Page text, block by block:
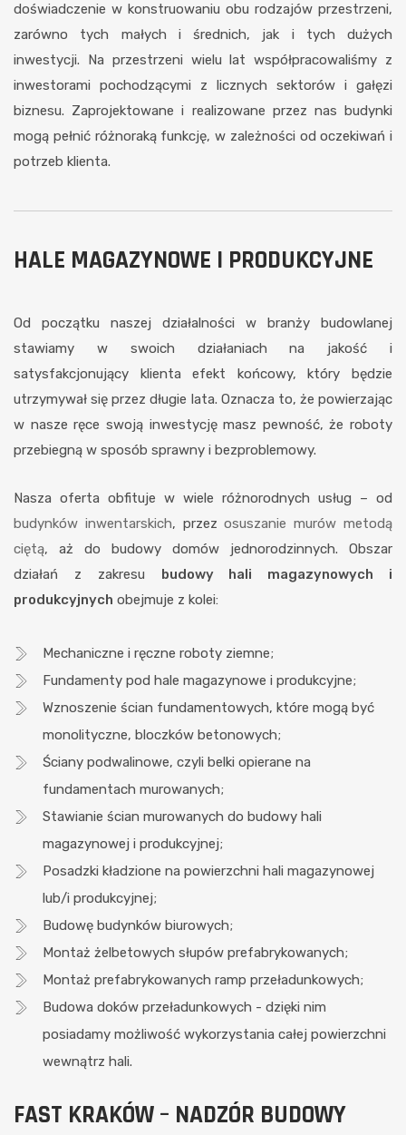
doświadczenie w konstruowaniu obu rodzajów przestrzeni,
zarówno tych małych i średnich, jak i tych dużych
inwestycji. Na przestrzeni wielu lat współpracowaliśmy z
inwestorami pochodzącymi z licznych sektorów i gałęzi
biznesu. Zaprojektowane i realizowane przez nas budynki
mogą pełnić różnoraką funkcję, w zależności od oczekiwań i
potrzeb klienta.
HALE MAGAZYNOWE I PRODUKCYJNE
Od początku naszej działalności w branży budowlanej
stawiamy w swoich działaniach na jakość i
satysfakcjonujący klienta efekt końcowy, który będzie
utrzymywał się przez długie lata. Oznacza to, że powierzając
w nasze ręce swoją inwestycję masz pewność, że roboty
przebiegną w sposób sprawny i bezproblemowy.
Nasza oferta obfituje w wiele różnorodnych usług – od
budynków inwentarskich, przezosuszanie murów metodą
ciętą, aż do budowy domów jednorodzinnych. Obszar
działań z zakresu budowy hali magazynowych i
produkcyjnych obejmuje z kolei:
Mechaniczne i ręczne roboty ziemne;
Fundamenty pod hale magazynowe i produkcyjne;
Wznoszenie ścian fundamentowych, które mogą być
monolityczne, bloczków betonowych;
Ściany podwalinowe, czyli belki opierane na
fundamentach murowanych;
Stawianie ścian murowanych do budowy hali
magazynowej i produkcyjnej;
Posadzki kładzione na powierzchni hali magazynowej
lub/i produkcyjnej;
Budowę budynków biurowych;
Montaż żelbetowych słupów prefabrykowanych;
Montaż prefabrykowanych ramp przeładunkowych;
Budowa doków przeładunkowych - dzięki nim
posiadamy możliwość wykorzystania całej powierzchni
wewnątrz hali.
FAST KRAKÓW – NADZÓR BUDOWY